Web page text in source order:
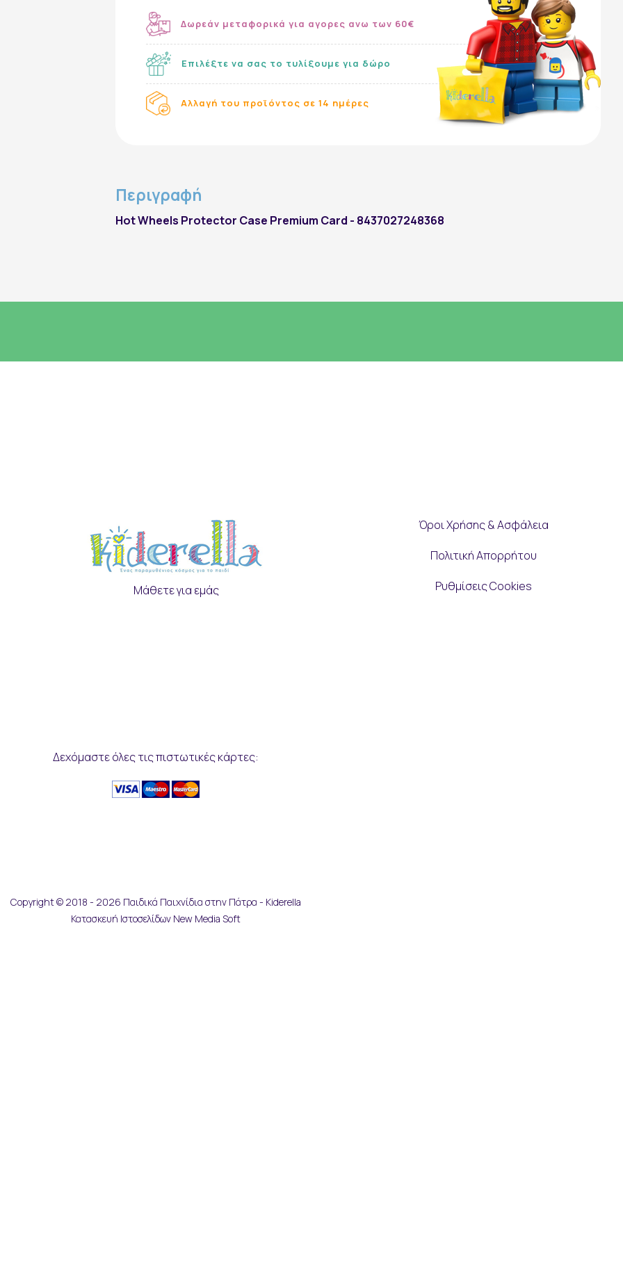
Δωρεάν μεταφορικά για αγορες ανω των 60€
Επιλέξτε να σας το τυλίξουμε για δώρο
Αλλαγή του προϊόντος σε 14 ημέρες
Περιγραφή
Hot Wheels Protector Case Premium Card - 8437027248368
Εγγραφή στο Newsletter
εγγραφή
Ακολουθήστε μας:
Μάθετε για εμάς
Όροι Χρήσης & Ασφάλεια
Πολιτική Απορρήτου
Ρυθμίσεις Cookies
Δεχόμαστε όλες τις πιστωτικές κάρτες:
Copyright © 2018 - 2026 Παιδικά Παιχνίδια στην Πάτρα - Kiderella
Κατασκευή Ιστοσελίδων New Media Soft